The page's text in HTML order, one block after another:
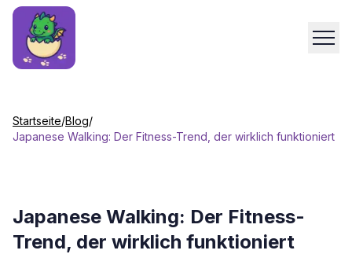
Startseite/Blog/
Japanese Walking: Der Fitness-Trend, der wirklich funktioniert
Japanese Walking: Der Fitness-
Trend, der wirklich funktioniert